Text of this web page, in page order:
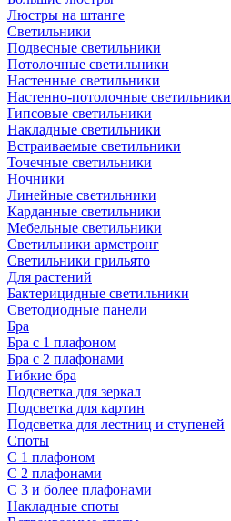
Люстры на штанге
Светильники
Подвесные светильники
Потолочные светильники
Настенные светильники
Настенно-потолочные светильники
Гипсовые светильники
Накладные светильники
Встраиваемые светильники
Точечные светильники
Ночники
Линейные светильники
Карданные светильники
Мебельные светильники
Светильники армстронг
Светильники грильято
Для растений
Бактерицидные светильники
Светодиодные панели
Бра
Бра с 1 плафоном
Бра с 2 плафонами
Гибкие бра
Подсветка для зеркал
Подсветка для картин
Подсветка для лестниц и ступеней
Споты
С 1 плафоном
С 2 плафонами
С 3 и более плафонами
Накладные споты